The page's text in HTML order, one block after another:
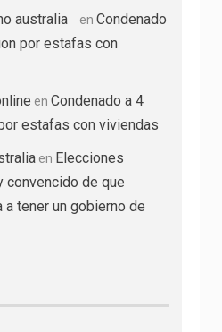
australia
en Condenado
por estafas con
en Condenado a 4
estafas con viviendas
en Elecciones
convencido de que
tener un gobierno de